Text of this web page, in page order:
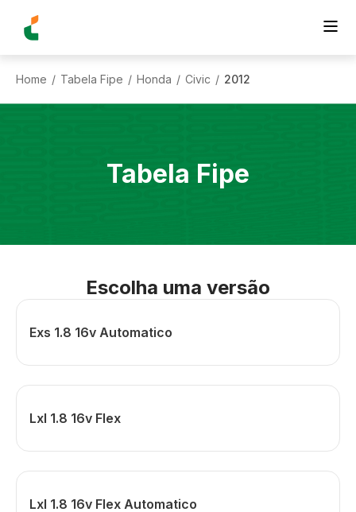
Home / Tabela Fipe / Honda / Civic / 2012
Tabela Fipe
Escolha uma versão
Exs 1.8 16v Automatico
Lxl 1.8 16v Flex
Lxl 1.8 16v Flex Automatico